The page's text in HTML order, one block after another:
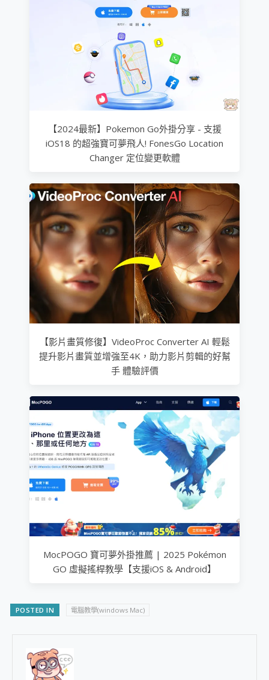
【2024最新】Pokemon Go外掛分享 - 支援
iOS18 的超強寶可夢飛人! FonesGo Location
Changer 定位變更軟體
【影片畫質修復】VideoProc Converter AI 輕鬆
提升影片畫質並增強至4K，助力影片剪輯的好幫
手 體驗評價
MocPOGO 寶可夢外掛推薦 | 2025 Pokémon
GO 虛擬搖桿教學【支援iOS & Android】
POSTED IN 電腦教學(windows Mac)